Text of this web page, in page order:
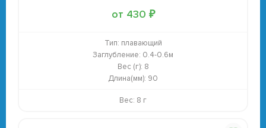
от 430 ₽
Тип: плавающий
Заглубление: 0.4-0.6м
Вес (г): 8
Длина(мм): 90
Вес: 8 г